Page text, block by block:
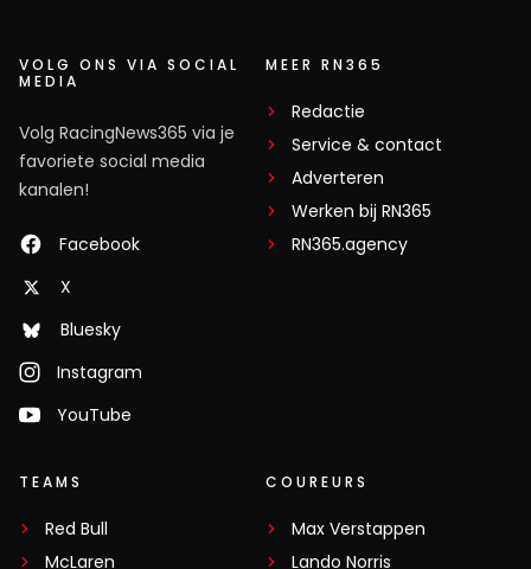
VOLG ONS VIA SOCIAL
MEDIA
Volg RacingNews365 via je
favoriete social media
kanalen!
Facebook
X
Bluesky
Instagram
YouTube
MEER RN365
Redactie
Service & contact
Adverteren
Werken bij RN365
RN365.agency
TEAMS
Red Bull
McLaren
COUREURS
Max Verstappen
Lando Norris